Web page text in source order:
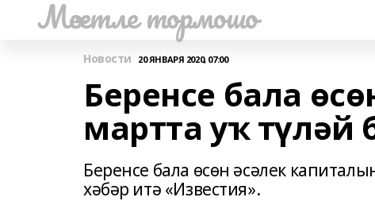
Мәсетле тормошо
Новости 20 ЯНВАРЯ 2020, 07:00
Беренсе бала
мартта уҡ түләй
Беренсе бала өсөн әсәлек
хәбәр итә «Известия».